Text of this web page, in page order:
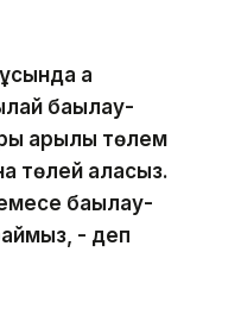
а
бақылау-
арқылы төлем
төлей аласыз.
бақылау-
- деп